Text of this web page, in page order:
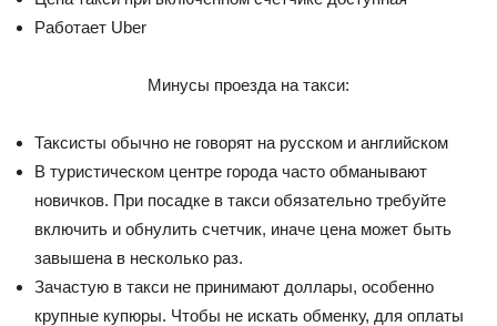
Работает Uber
Минусы проезда на такси:
Таксисты обычно не говорят на русском и английском
В туристическом центре города часто обманывают
новичков. При посадке в такси обязательно требуйте
включить и обнулить счетчик, иначе цена может быть
завышена в несколько раз.
Зачастую в такси не принимают доллары, особенно
крупные купюры. Чтобы не искать обменку, для оплаты